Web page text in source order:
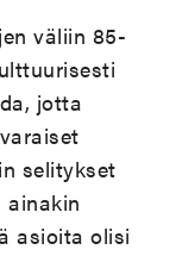
väliin 85-
jotta
selitykset
asioita olisi